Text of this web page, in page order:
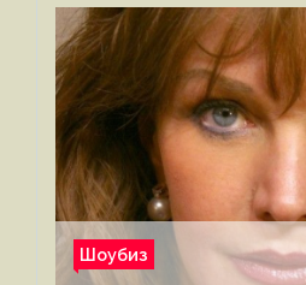
Шоубиз